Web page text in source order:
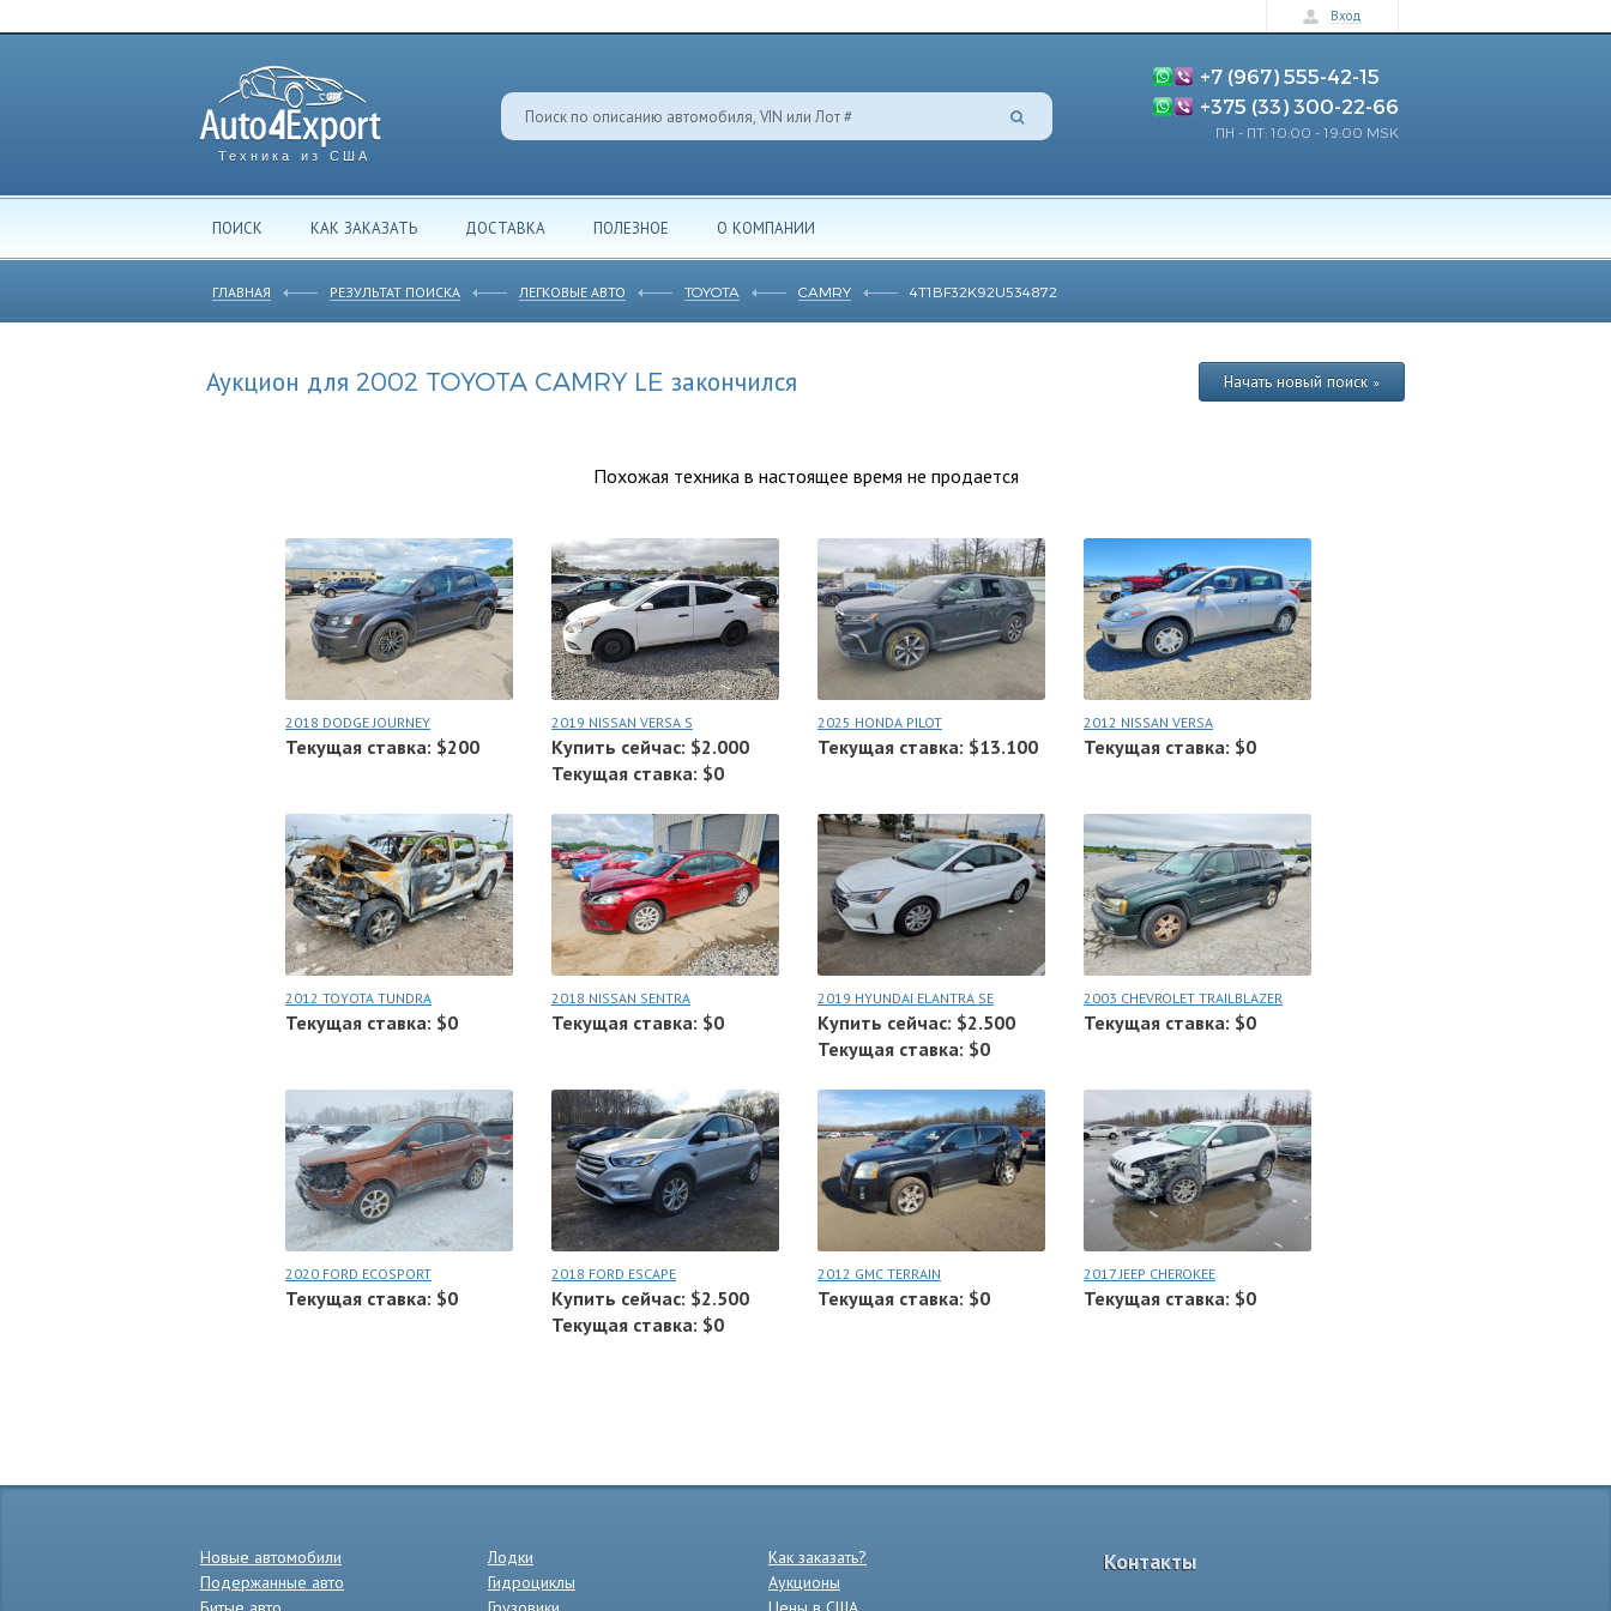
Вход
Техника из США
+7 (967) 555-42-15
+375 (33) 300-22-66
ПН - ПТ: 10:00 - 19:00 MSK
ПОИСК КАК ЗАКАЗАТЬ ДОСТАВКА ПОЛЕЗНОЕ О КОМПАНИИ
ГЛАВНАЯ РЕЗУЛЬТАТ ПОИСКА ЛЕГКОВЫЕ АВТО TOYOTA CAMRY 4T1BF32K92U534872
Аукцион для 2002 TOYOTA CAMRY LE закончился Начать новый поиск »
Похожая техника в настоящее время не продается
2018 DODGE JOURNEY
Текущая ставка: $200
2019 NISSAN VERSA S
Купить сейчас: $2.000
Текущая ставка: $0
2025 HONDA PILOT
Текущая ставка: $13.100
2012 NISSAN VERSA
Текущая ставка: $0
2012 TOYOTA TUNDRA
Текущая ставка: $0
2018 NISSAN SENTRA
Текущая ставка: $0
2019 HYUNDAI ELANTRA SE
Купить сейчас: $2.500
Текущая ставка: $0
2003 CHEVROLET TRAILBLAZER
Текущая ставка: $0
2020 FORD ECOSPORT
Текущая ставка: $0
2018 FORD ESCAPE
Купить сейчас: $2.500
Текущая ставка: $0
2012 GMC TERRAIN
Текущая ставка: $0
2017 JEEP CHEROKEE
Текущая ставка: $0
Новые автомобили
Подержанные авто
Лодки
Гидроциклы
Как заказать?
Аукционы
Контакты